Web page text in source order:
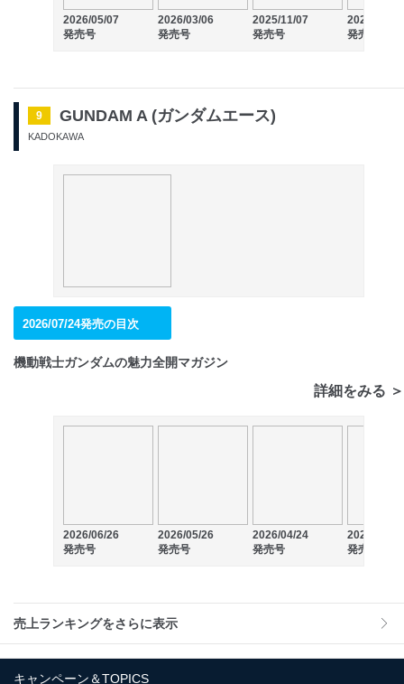
2026/05/07
発売号
2026/03/06
発売号
2025/11/07
発売号
2025/09/05
発売号
9 GUNDAM A (ガンダムエース)
KADOKAWA
2026/07/24発売の目次
機動戦士ガンダムの魅力全開マガジン
詳細をみる ＞
2026/06/26
発売号
2026/05/26
発売号
2026/04/24
発売号
2026/03/26
発売号
売上ランキングをさらに表示
キャンペーン＆TOPICS